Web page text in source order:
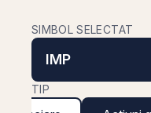
SIMBOL SELECTAT
IMP
TIP